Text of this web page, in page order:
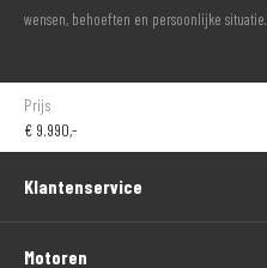
wensen, behoeften en persoonlijke situatie.
Prijs
€ 9.990,-
Klantenservice
Motoren